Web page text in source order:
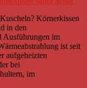
Körnerkissen
in den
Ausführungen im
ist seit
aufgeheizten
bei
im